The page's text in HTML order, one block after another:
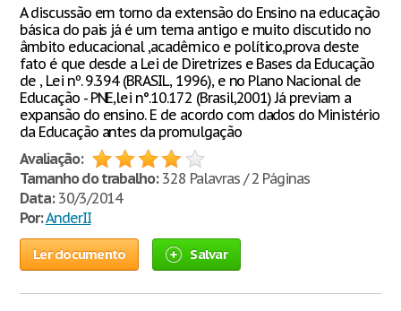
A discussão em torno da extensão do Ensino na educação
básica do pais já é um tema antigo e muito discutido no
âmbito educacional ,acadêmico e político,prova deste
fato é que desde a Lei de Diretrizes e Bases da Educação
de , Lei nº. 9.394 (BRASIL, 1996), e no Plano Nacional de
Educação - PNE,lei n°.10.172 (Brasil,2001) Já previam a
expansão do ensino. E de acordo com dados do Ministério
da Educação antes da promulgação
Avaliação:
Tamanho do trabalho:328 Palavras / 2 Páginas
Data:30/3/2014
Por:AnderII
Ler documento Salvar